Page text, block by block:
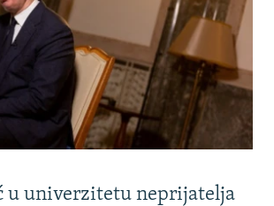
u univerzitetu neprijatelja